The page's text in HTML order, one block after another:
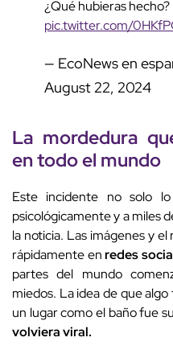
¿Qué hubieras hecho?
pic.twitter.com/
— EcoNews en
August 22, 2024
La mordedura
en todo el mundo
Este incidente no solo
psicológicamente y a miles
la noticia. Las imágenes y
rápidamente enredes
partes del mundo
miedos. La idea de que
un lugar como el baño fue
volviera viral.